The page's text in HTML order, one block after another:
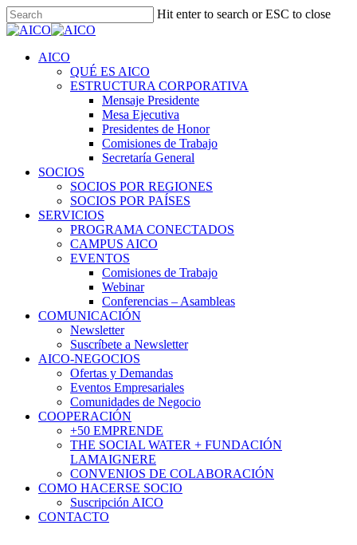
Skip
to
content
Hit enter to search or ESC to close
Close
Menu
AICO
QUÉ ES AICO
ESTRUCTURA CORPORATIVA
Mensaje Presidente
Mesa Ejecutiva
Presidentes de Honor
Comisiones de Trabajo
Secretaría General
SOCIOS
SOCIOS POR REGIONES
SOCIOS POR PAÍSES
SERVICIOS
PROGRAMA CONECTADOS
CAMPUS AICO
EVENTOS
Comisiones de Trabajo
Webinar
Conferencias – Asambleas
COMUNICACIÓN
Newsletter
Suscríbete a Newsletter
AICO-NEGOCIOS
Ofertas y Demandas
Eventos Empresariales
Comunidades de Negocio
COOPERACIÓN
+50 EMPRENDE
THE SOCIAL WATER + FUNDACIÓN
LAMAIGNERE
CONVENIOS DE COLABORACIÓN
COMO HACERSE SOCIO
Suscripción AICO
CONTACTO